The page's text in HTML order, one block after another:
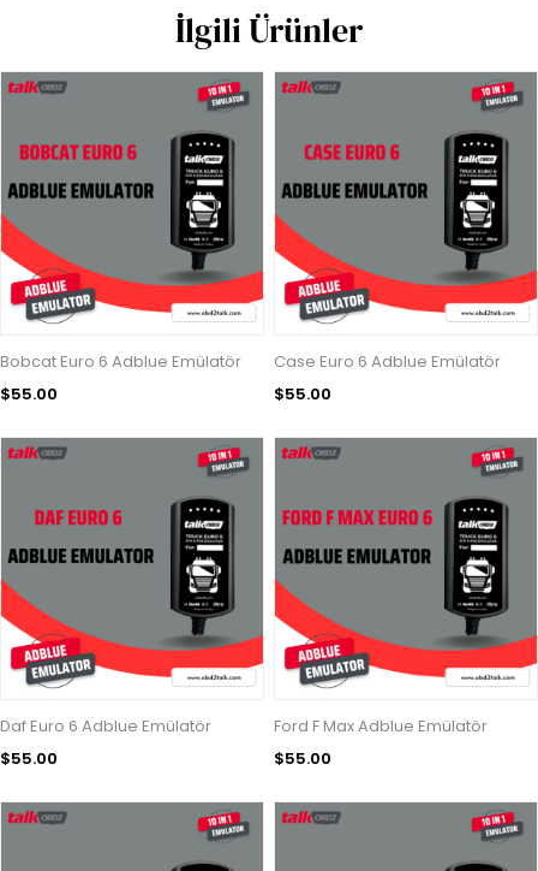
İlgili Ürünler
Bobcat Euro 6 Adblue Emülatör
$55.00
Case Euro 6 Adblue Emülatör
$55.00
Daf Euro 6 Adblue Emülatör
$55.00
Ford F Max Adblue Emülatör
$55.00